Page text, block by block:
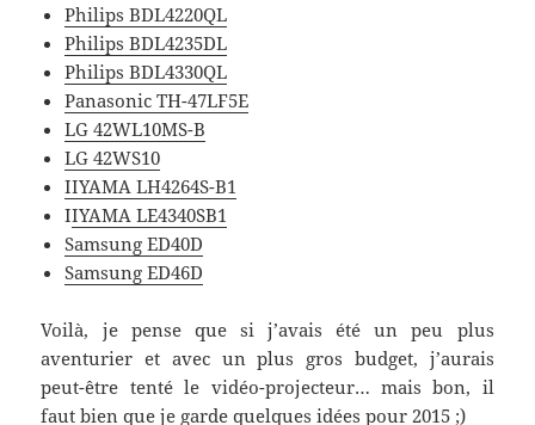
Philips BDL4220QL
Philips BDL4235DL
Philips BDL4330QL
Panasonic TH-47LF5E
LG 42WL10MS-B
LG 42WS10
IIYAMA LH4264S-B1
IIYAMA LE4340SB1
Samsung ED40D
Samsung ED46D
Voilà, je pense que si j’avais été un peu plus
aventurier et avec un plus gros budget, j’aurais
peut-être tenté le vidéo-projecteur… mais bon, il
faut bien que je garde quelques idées pour 2015 ;)